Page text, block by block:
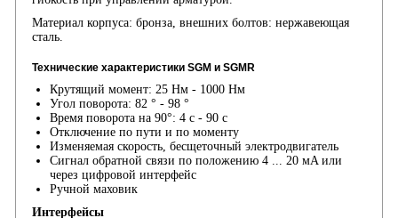
Материал корпуса: бронза, внешних болтов: нержавеющая
сталь.
Технические характеристики SGM и SGMR
Крутящий момент: 25 Нм - 1000 Нм
Угол поворота: 82 ° - 98 °
Время поворота на 90°: 4 с - 90 с
Отключение по пути и по моменту
Изменяемая скорость, бесщеточный электродвигатель
Сигнал обратной связи по положению 4 ... 20 мA или
через цифровой интерфейс
Ручной маховик
Интерфейсы